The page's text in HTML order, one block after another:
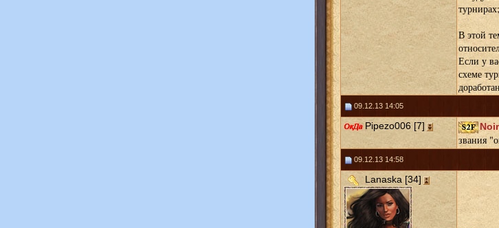
турнирах;
В этой
Если у
схеме
09.12.13 14:05
Pipezo006 [7]
звания
09.12.13 14:58
Lanaska [34]